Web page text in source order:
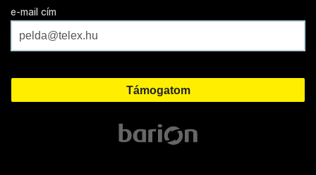
e-mail cím